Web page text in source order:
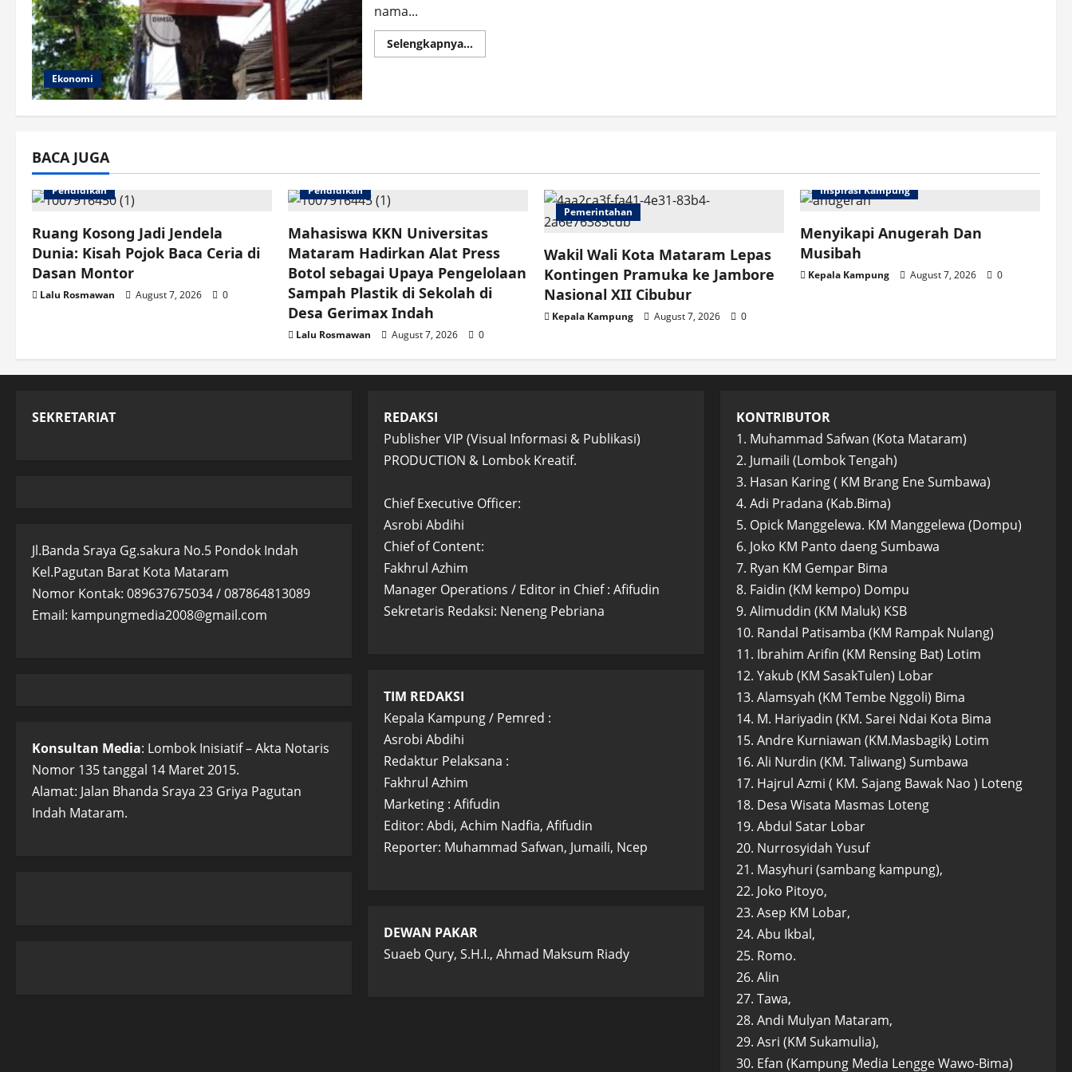
Ekonomi
nama...
Selengkapnya...Read
more
Motor
dan
Jadi
Andalan
BACA JUGA
Pendidikan
Ruang Kosong Jadi Jendela
Dunia: Kisah Pojok Baca Ceria di
Dasan Montor
Lalu Rosmawan August 7, 2026 0
Pendidikan
Mahasiswa KKN Universitas
Mataram Hadirkan Alat Press
Botol sebagai Upaya Pengelolaan
Sampah Plastik di Sekolah di
Desa Gerimax Indah
Lalu Rosmawan August 7, 2026 0
Pemerintahan
Wakil Wali Kota Mataram Lepas
Kontingen Pramuka ke Jambore
Nasional XII Cibubur
Kepala Kampung August 7, 2026 0
Inspirasi Kampung
Menyikapi Anugerah Dan
Musibah
Kepala Kampung August 7, 2026 0
SEKRETARIAT
Jl.Banda Sraya Gg.sakura No.5 Pondok Indah
Kel.Pagutan Barat Kota Mataram
Nomor Kontak: 089637675034 / 087864813089
Email: kampungmedia2008@gmail.com
Konsultan Media: Lombok Inisiatif – Akta Notaris
Nomor 135 tanggal 14 Maret 2015.
Alamat: Jalan Bhanda Sraya 23 Griya Pagutan
Indah Mataram.
REDAKSI
Publisher VIP (Visual Informasi & Publikasi)
PRODUCTION & Lombok Kreatif.
Chief Executive Officer:
Asrobi Abdihi
Chief of Content:
Fakhrul Azhim
Manager Operations / Editor in Chief : Afifudin
Sekretaris Redaksi: Neneng Pebriana
TIM REDAKSI
Kepala Kampung / Pemred :
Asrobi Abdihi
Redaktur Pelaksana :
Fakhrul Azhim
Marketing : Afifudin
Editor: Abdi, Achim Nadfia, Afifudin
Reporter: Muhammad Safwan, Jumaili, Ncep
DEWAN PAKAR
Suaeb Qury, S.H.I., Ahmad Maksum Riady
KONTRIBUTOR
1. Muhammad Safwan (Kota Mataram)
2. Jumaili (Lombok Tengah)
3. Hasan Karing ( KM Brang Ene Sumbawa)
4. Adi Pradana (Kab.Bima)
5. Opick Manggelewa. KM Manggelewa (Dompu)
6. Joko KM Panto daeng Sumbawa
7. Ryan KM Gempar Bima
8. Faidin (KM kempo) Dompu
9. Alimuddin (KM Maluk) KSB
10. Randal Patisamba (KM Rampak Nulang)
11. Ibrahim Arifin (KM Rensing Bat) Lotim
12. Yakub (KM SasakTulen) Lobar
13. Alamsyah (KM Tembe Nggoli) Bima
14. M. Hariyadin (KM. Sarei Ndai Kota Bima
15. Andre Kurniawan (KM.Masbagik) Lotim
16. Ali Nurdin (KM. Taliwang) Sumbawa
17. Hajrul Azmi ( KM. Sajang Bawak Nao ) Loteng
18. Desa Wisata Masmas Loteng
19. Abdul Satar Lobar
20. Nurrosyidah Yusuf
21. Masyhuri (sambang kampung),
22. Joko Pitoyo,
23. Asep KM Lobar,
24. Abu Ikbal,
25. Romo.
26. Alin
27. Tawa,
28. Andi Mulyan Mataram,
29. Asri (KM Sukamulia),
30. Efan (Kampung Media Lengge Wawo-Bima)